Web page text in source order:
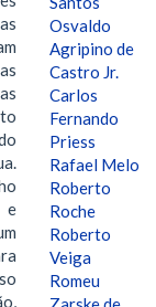
e
Osvaldo
Agripino de
Castro Jr.
Carlos
Fernando
Priess
Rafael Melo
Roberto
Roche
Roberto
Veiga
Romeu